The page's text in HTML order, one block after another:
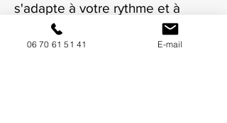
s'adapte à votre rythme et à
votre situation à Châtillon.
06 70 61 51 41 E-mail